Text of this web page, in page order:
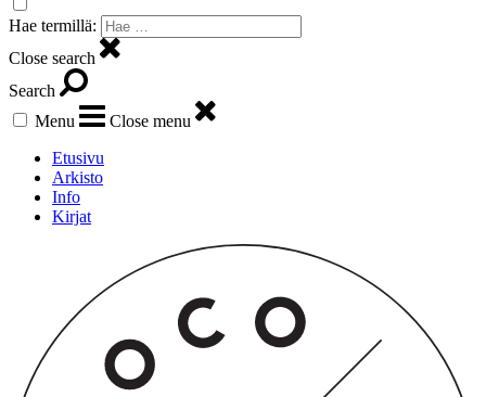
Hae termillä:
Close search
Search
Menu
Close menu
Etusivu
Arkisto
Info
Kirjat